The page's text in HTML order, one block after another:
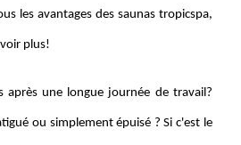
les avantages des saunas tropicspa,
plus!
après une longue journée de travail?
ou simplement épuisé ? Si c'est le